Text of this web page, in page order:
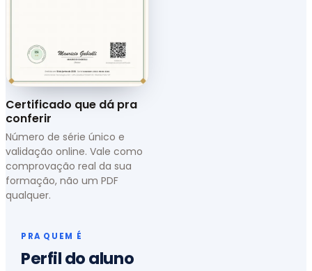
Certificado que dá pra
conferir
Número de série único e
validação online. Vale como
comprovação real da sua
formação, não um PDF
qualquer.
PRA QUEM É
Perfil do aluno